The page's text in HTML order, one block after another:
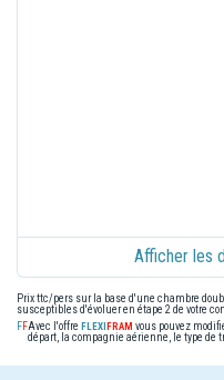
Afficher les
Prix ttc/pers sur la base d'une chambre
susceptibles d'évoluer en étape 2 de votre
Avec l'offre
vous pouvez
départ, la compagnie aérienne, le type de